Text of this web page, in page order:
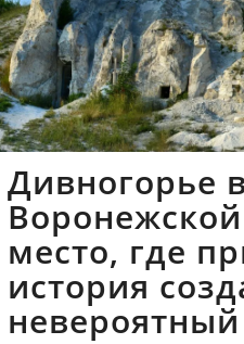
Дивногорье в
место, где
история
невероятный